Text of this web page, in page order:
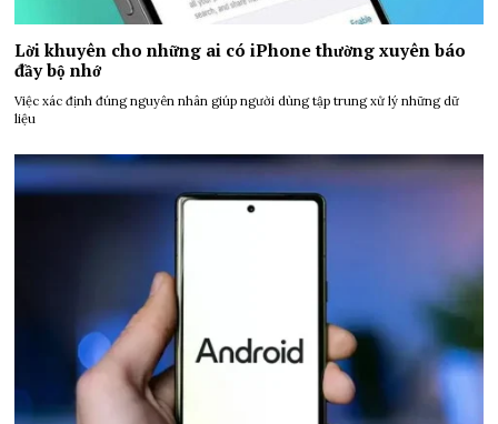
Lời khuyên cho những ai có iPhone thường xuyên báo
đầy bộ nhớ
Việc xác định đúng nguyên nhân giúp người dùng tập trung xử lý những dữ
liệu